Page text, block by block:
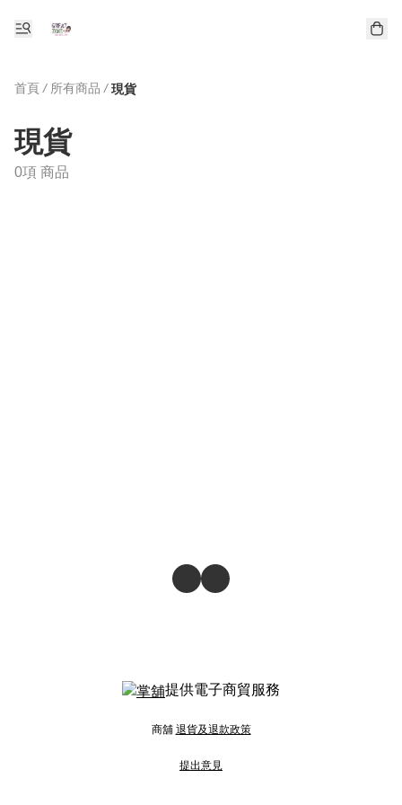
首頁 / 所有商品 / 現貨
現貨
0項 商品
提供電子商貿服務
商舖 退貨及退款政策
提出意見